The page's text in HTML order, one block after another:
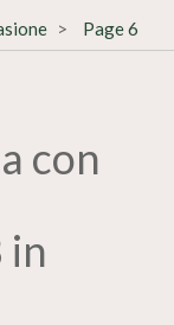
Page 6
con
in